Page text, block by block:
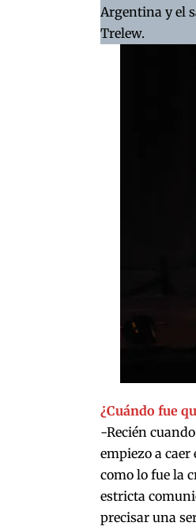
Argentina y el
Trelew.
¿Cuándo fue
-Recién
empiezo a
como lo fue la
estricta
precisar una